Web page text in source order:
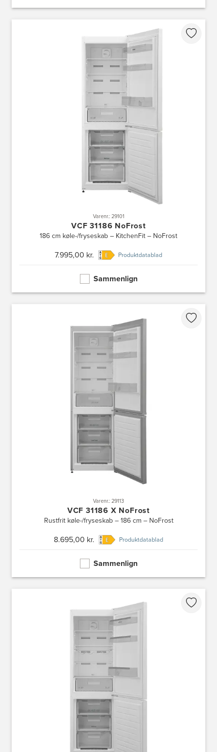
Varenr.: 29101
VCF 31186 NoFrost
186 cm køle-/fryseskab – KitchenFit – NoFrost
7.995,00 kr. Produktdatablad
Sammenlign
Varenr.: 29113
VCF 31186 X NoFrost
Rustfrit køle-/fryseskab – 186 cm – NoFrost
8.695,00 kr. Produktdatablad
Sammenlign